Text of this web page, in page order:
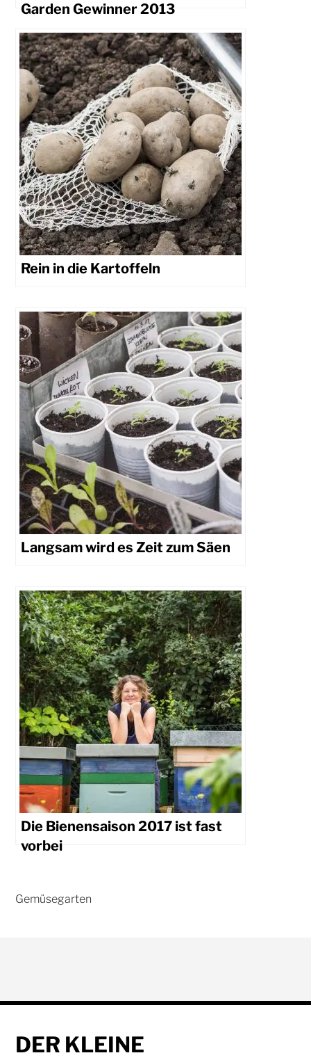
Garden Gewinner 2013
Rein in die Kartoffeln
Langsam wird es Zeit zum Säen
Die Bienensaison 2017 ist fast
vorbei
DER KLEINE